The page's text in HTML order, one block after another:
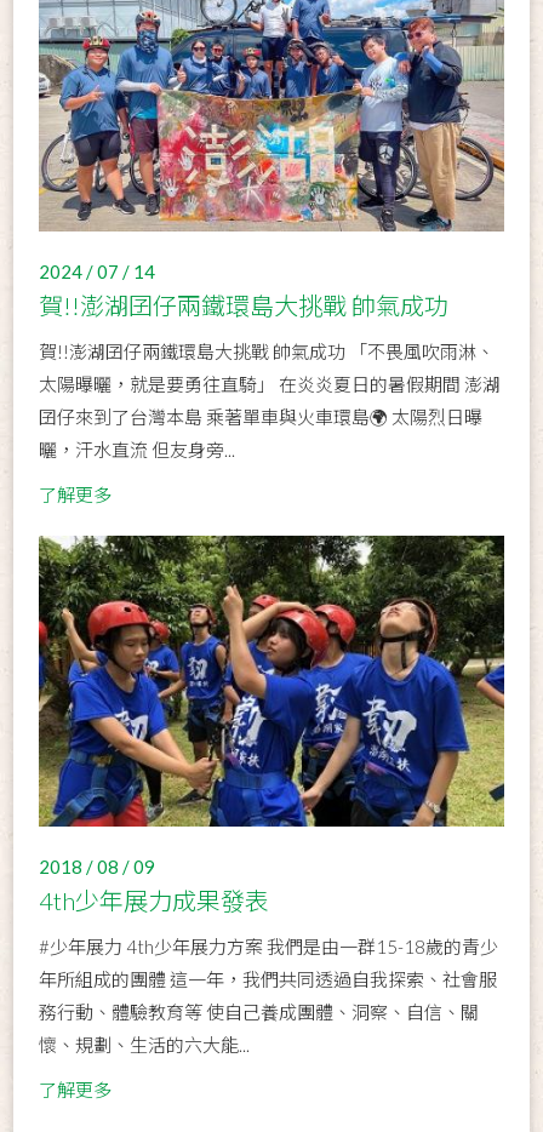
2024 / 07 / 14
賀!!澎湖囝仔兩鐵環島大挑戰 帥氣成功
賀!!澎湖囝仔兩鐵環島大挑戰 帥氣成功 「不畏風吹雨淋、
太陽曝曬，就是要勇往直騎」 在炎炎夏日的暑假期間 澎湖
囝仔來到了台灣本島 乘著單車與火車環島🌍 太陽烈日曝
曬，汗水直流 但友身旁...
了解更多
2018 / 08 / 09
4th少年展力成果發表
#少年展力 4th少年展力方案 我們是由一群15-18歲的青少
年所組成的團體 這一年，我們共同透過自我探索、社會服
務行動、體驗教育等 使自己養成團體、洞察、自信、關
懷、規劃、生活的六大能...
了解更多